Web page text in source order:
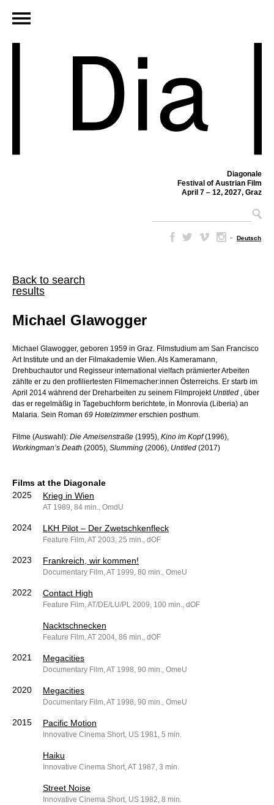
Diagonale
Festival of Austrian Film
April 7 – 12, 2027, Graz
– Deutsch
Back to search
results
Michael Glawogger
Michael Glawogger, geboren 1959 in Graz. Filmstudium am San Francisco
Art Institute und an der Filmakademie Wien. Als Kameramann,
Drehbuchautor und Regisseur international vielfach prämierter Arbeiten
zählte er zu den profiliertesten Filmemacher:innen Österreichs. Er starb im
April 2014 während der Dreharbeiten zu seinem Filmprojekt Untitled , über
das er regelmäßig in Tagebuchform berichtete, in Monrovia (Liberia) an
Malaria. Sein Roman 69 Hotelzimmererschien posthum.
Filme (Auswahl): Die Ameisenstraße (1995), Kino im Kopf(1996),
Workingman’s Death (2005), Slumming (2006), Untitled (2017)
Films at the Diagonale
2025
Krieg in Wien
AT 1989, 84 min., OmdU
2024 LKH Pilot – Der Zwetschkenfleck
Feature Film, AT 2003, 25 min., dOF
2023 Frankreich, wir kommen!
Documentary Film, AT 1999, 80 min., OmeU
2022 Contact High
Feature Film, AT/DE/LU/PL 2009, 100 min., dOF
Nacktschnecken
Feature Film, AT 2004, 86 min., dOF
2021 Megacities
Documentary Film, AT 1998, 90 min., OmeU
2020 Megacities
Documentary Film, AT 1998, 90 min., OmeU
2015 Pacific Motion
Innovative Cinema Short, US 1981, 5 min.
Haiku
Innovative Cinema Short, AT 1987, 3 min.
Street Noise
Innovative Cinema Short, US 1982, 8 min.